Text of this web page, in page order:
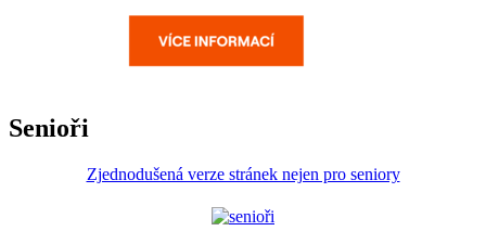
Senioři
Zjednodušená verze stránek nejen pro seniory